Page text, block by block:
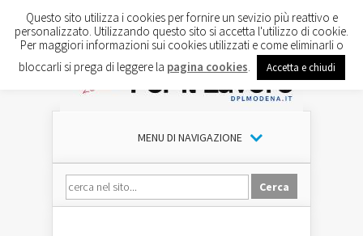
MENU DI NAVIGAZIONE
Questo sito utilizza i cookies per fornire un sevizio più reattivo e
personalizzato. Utilizzando questo sito si accetta l'utilizzo di cookie.
Per maggiori informazioni sui cookies utilizzati e come eliminarli o
bloccarli si prega di leggere la pagina cookies Accetta e chiudi